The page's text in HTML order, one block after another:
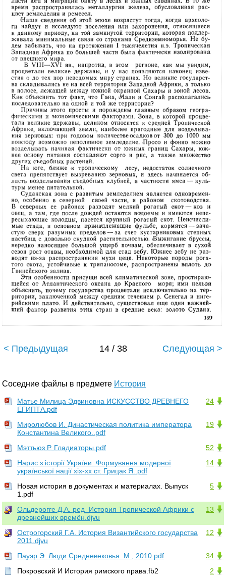
< Предыдущая 14 / 38 Следующая >
Соседние файлы в предмете История
24
Матье Милица Эдвиновна ИСКУССТВО ДРЕВНЕГО
ЕГИПТА.pdf
19
Миролюбов И. Династическая политика императора
Константина Великого..pdf
52
Мэттьюз Р. Гладиаторы.pdf
14
Нарис з історії України. Формування модерної
української нації xix-xx ст. Грицак Я..pdf
5
Новая история в документах и материалах. Выпуск
1.pdf
13
Ольдерогге Д.А. ред_История Тропической Африки с
древнейших времён.djvu
12
Острогорский Г.А. История Византийского государства
2011.djvu
34
Пауэр Э. Люди Средневековья. М., 2010.pdf
2
Покровский И История римского права.fb2